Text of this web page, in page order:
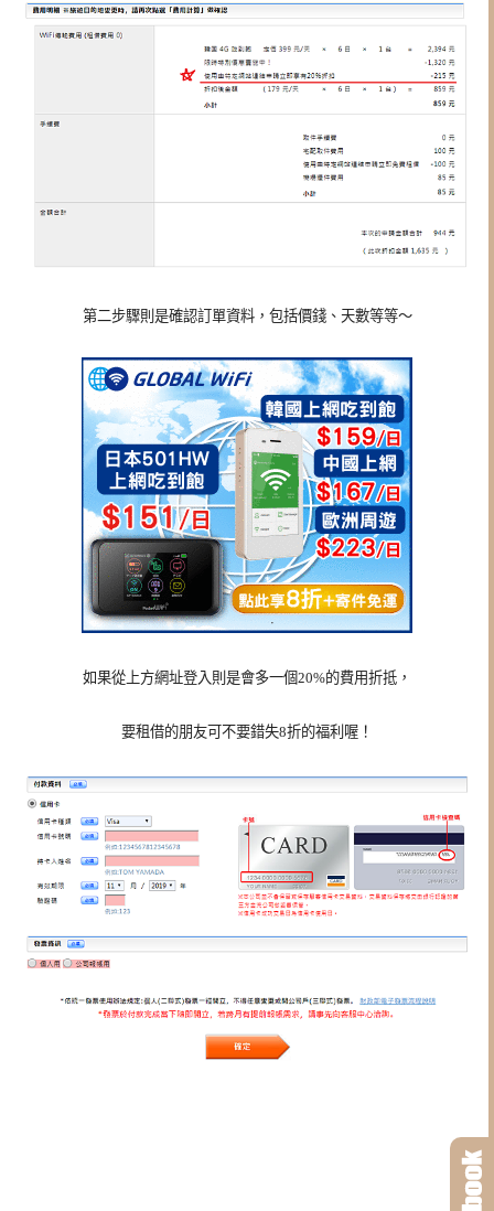
第二步驟則是確認訂單資料，包括價錢、天數等等～
如果從上方網址登入則是會多一個20%的費用折抵，
要租借的朋友可不要錯失8折的福利喔！